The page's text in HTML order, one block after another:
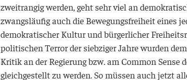
zweitrangig werden, geht sehr viel an
zwangsläufig auch die Bewegungsfreiheit eines
demokratischer Kultur und bürgerlicher
politischen Terror der siebziger Jahre wurden
Kritik an der Regierung bzw. am Common
gleichgestellt zu werden. So müssen auch jetzt